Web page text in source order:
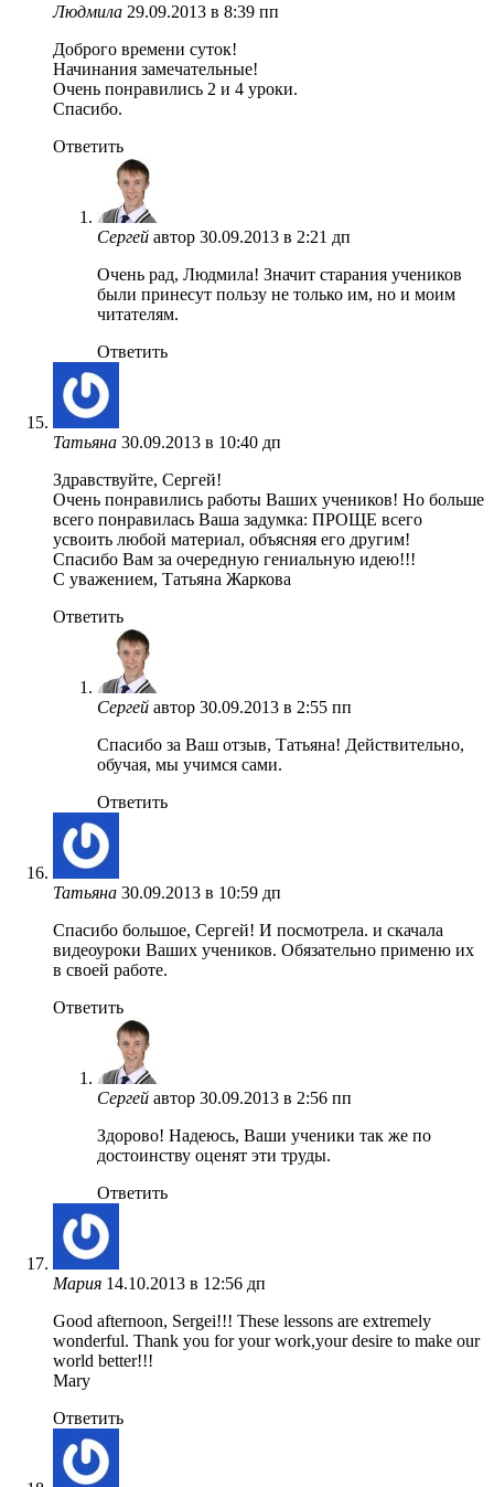
Людмила 29.09.2013 в 8:39 пп
Доброго времени суток!
Начинания замечательные!
Очень понравились 2 и 4 уроки.
Спасибо.
Ответить
Сергей автор 30.09.2013 в 2:21 дп
Очень рад, Людмила! Значит старания учеников
были принесут пользу не только им, но и моим
читателям.
Ответить
Татьяна 30.09.2013 в 10:40 дп
Здравствуйте, Сергей!
Очень понравились работы Ваших учеников! Но больше
всего понравилась Ваша задумка: ПРОЩЕ всего
усвоить любой материал, объясняя его другим!
Спасибо Вам за очередную гениальную идею!!!
С уважением, Татьяна Жаркова
Ответить
Сергей автор 30.09.2013 в 2:55 пп
Спасибо за Ваш отзыв, Татьяна! Действительно,
обучая, мы учимся сами.
Ответить
Татьяна 30.09.2013 в 10:59 дп
Спасибо большое, Сергей! И посмотрела. и скачала
видеоуроки Ваших учеников. Обязательно применю их
в своей работе.
Ответить
Сергей автор 30.09.2013 в 2:56 пп
Здорово! Надеюсь, Ваши ученики так же по
достоинству оценят эти труды.
Ответить
Мария 14.10.2013 в 12:56 дп
Good afternoon, Sergei!!! These lessons are extremely
wonderful. Thank you for your work,your desire to make our
world better!!!
Mary
Ответить